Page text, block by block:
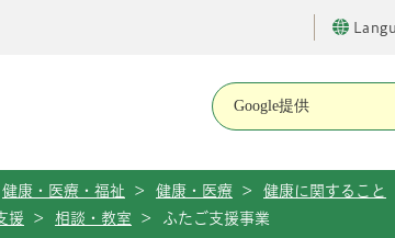
健康・医療・福祉 > 健康・医療 > 健康に関すること
援
> 相談・教室 > ふたご支援事業